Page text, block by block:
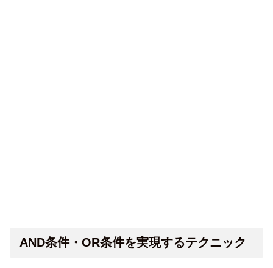
AND条件・OR条件を実現するテクニック